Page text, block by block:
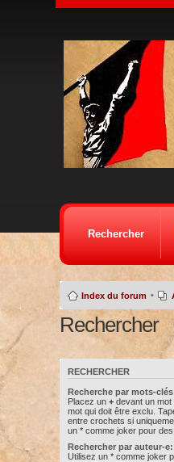
Rechercher
Index du forum •
Rechercher
RECHERCHER
Recherche par mots-
Placez un +devant un mot
mot qui doit être exclu.
entre crochets si
un * comme joker pour
Rechercher par auteur-e:
Utilisez un * comme joker